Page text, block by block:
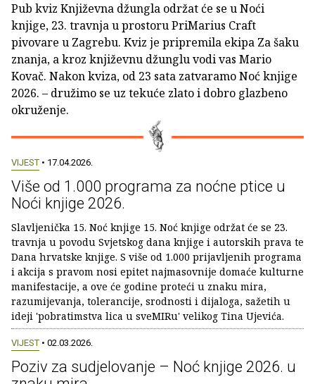
Pub kviz Književna džungla održat će se u Noći
knjige, 23. travnja u prostoru PriMarius Craft
pivovare u Zagrebu. Kviz je pripremila ekipa Za šaku
znanja, a kroz književnu džunglu vodi vas Mario
Kovač. Nakon kviza, od 23 sata zatvaramo Noć knjige
2026. – družimo se uz tekuće zlato i dobro glazbeno
okruženje.
VIJEST • 17.04.2026.
Više od 1.000 programa za noćne ptice u
Noći knjige 2026.
Slavljenička 15. Noć knjige 15. Noć knjige održat će se 23.
travnja u povodu Svjetskog dana knjige i autorskih prava te
Dana hrvatske knjige. S više od 1.000 prijavljenih programa
i akcija s pravom nosi epitet najmasovnije domaće kulturne
manifestacije, a ove će godine proteći u znaku mira,
razumijevanja, tolerancije, srodnosti i dijaloga, sažetih u
ideji 'pobratimstva lica u sveMIRu' velikog Tina Ujevića.
VIJEST • 02.03.2026.
Poziv za sudjelovanje – Noć knjige 2026. u